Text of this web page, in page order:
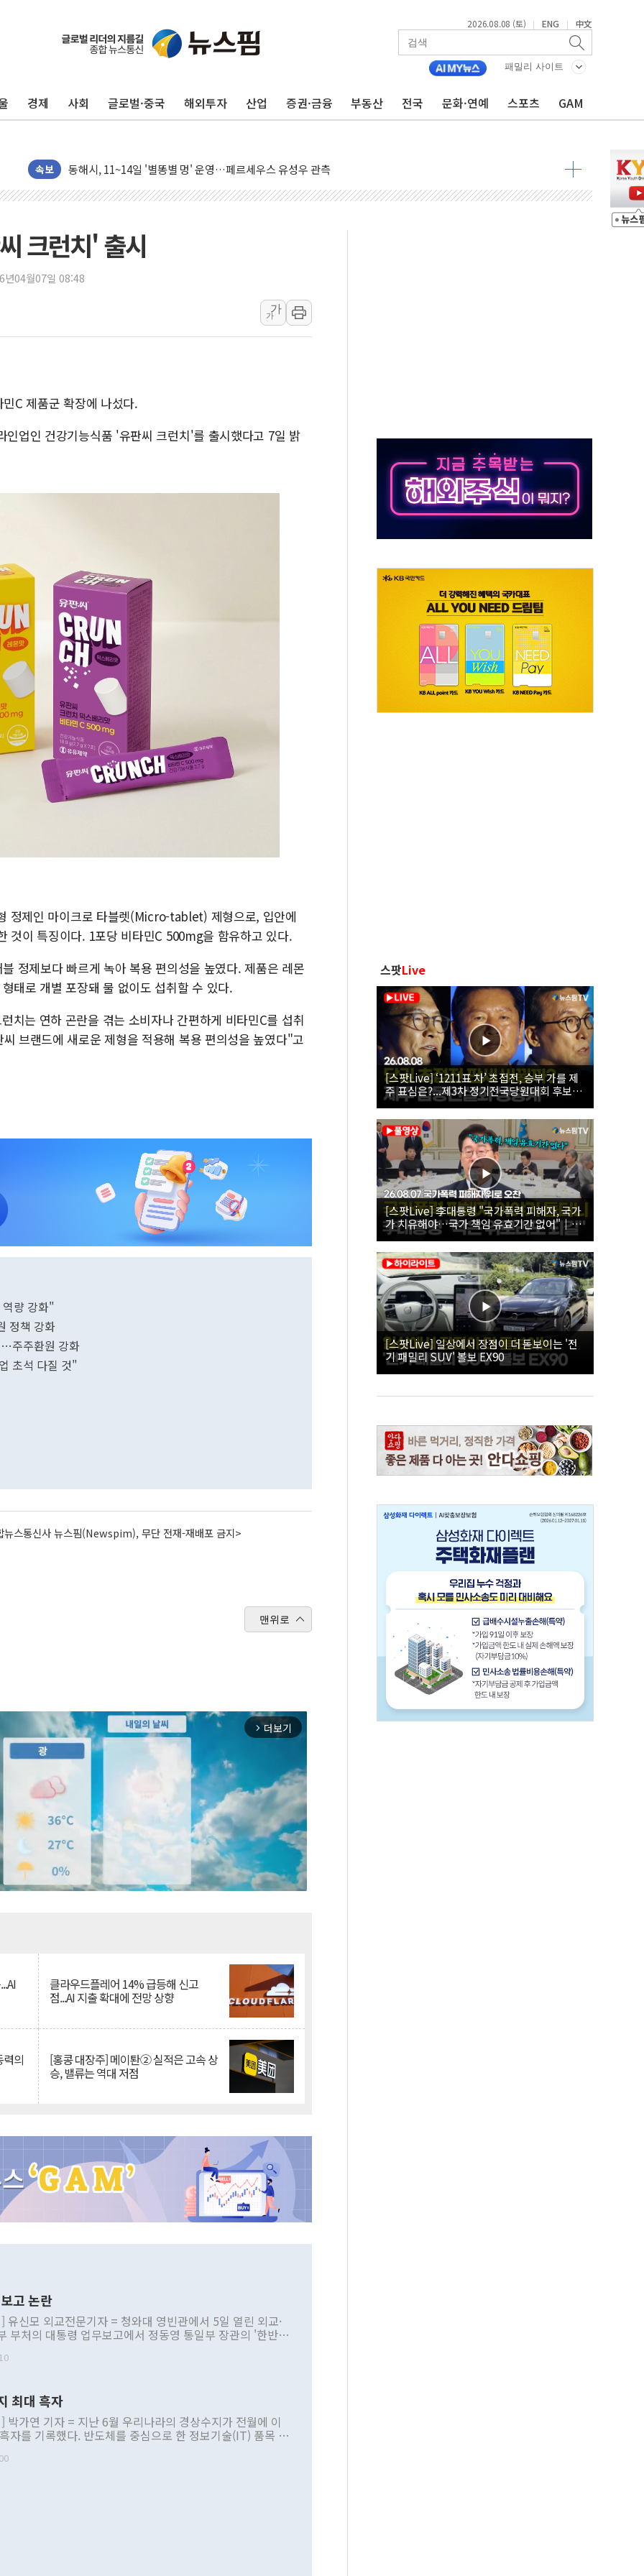
2026.08.08 (토) | ENG | 中文
패밀리 사이트
경제 사회 글로벌·중국 해외투자 산업 증권·금융 부동산 전국 문화·연예 스포츠 GAM
속보
中 전방위 아파트 부양, 수도 베이징도 부동산 규제 철폐
인제 용대리 계곡서 수위 상승으로 피서객 7명 고립…전원 구조
강원 중·남부 동해안 시간당 50mm 이상 폭우…호우경보 발효
청양 밭에서 일하던 90대 숨져…온열질환 여부 조사
李대통령, 'ISA·주가누르기 방지법' 전면 재검토 지시
'호우 특보' 경북 울진 시간당 20~30mm 강한 비...가뭄 해소될 듯
주말 무더위·열대야 지속…내륙 곳곳 소나기
오세훈 "용산공원 주택 검토, 민주당 스스로 원칙 뒤집는 것"
충북 주말 무더위 지속…청주·진천 35도, 곳곳 소나기
10월 보완수사권 폐지·공소청 출범…피해자들 '범죄 사각지대' 우려
뉴욕증시, 고용 쇼크에 금리 인상 우려 후퇴…S&P500 최고치
트럼프, 쿡 연준 이사 해임 재추진…"26일까지 의혹 소명" 요구
유럽증시, 美 고용 예상 밖 부진에 연준 금리 인상 가능성 낮아지며 상승… STOXX 600 지수는 나흘 연속 최고치
[종합] 이슬람 수니파 3국, '공동방위협정' 체결… 이스라엘·이란 위협에 맞설 자체 억지력 강화
크런치' 출시
년04월07일 08:48
가
가
C 제품군 확장에 나섰다.
업인 건강기능식품 '유판씨 크런치'를 출시했다고 7일 밝
정제인 마이크로 타블렛(Micro-tablet) 제형으로, 입안에
것이 특징이다. 1포당 비타민C 500mg을 함유하고 있다.
정제보다 빠르게 녹아 복용 편의성을 높였다. 제품은 레몬
태로 개별 포장돼 물 없이도 섭취할 수 있다.
치는 연하 곤란을 겪는 소비자나 간편하게 비타민C를 섭취
브랜드에 새로운 제형을 적용해 복용 편의성을 높였다"고
량 강화"
정책 강화
…주주환원 강화
초석 다질 것"
뉴스통신사 뉴스핌(Newspim), 무단 전재-재배포 금지>
맨위로
arrow_forward_ios 더보기
클라우드플레어 14% 급등해 신고
점...AI 지출 확대에 전망 상향
의 [홍콩 대장주] 메이퇀② 실적은 고속 상
승, 밸류는 역대 저점
고 논란
유신모 외교전문기자 = 청와대 영빈관에서 5일 열린 외교·
부처의 대통령 업무보고에서 정동영 통일부 장관의 '한반도
부 내 조율을 거치지 않은 사안을 정책으로 추진하겠다고 공
근거한 비현실적 구상'이라는 비판을 내놨다. 그동안 정 장
관련 발언이 물의를 빚은 적은 여러 번 있지만 대통령과 유
공개적으로 부정적 입장을 표명한 것은 이례적이다. 정 장
북 접근법과 월권을 제어해야 한다는 목소리도 높아지고 있
최대 흑자
박가연 기자 = 지난 6월 우리나라의 경상수지가 전월에 이
자를 기록했다. 반도체를 중심으로 한 정보기술(IT) 품목 수
르
스팟Live
[스팟Live] ‘1211표 차’ 초접전, 승부 가를 제
주 표심은?...제3차 정기전국당원대회 후보자
제주 합동연설회 생중계 | 26.08.08
[스팟Live] 李대통령 "국가폭력 피해자, 국가
가 치유해야…국가 책임 유효기간 없어"｜
26.08.07 국가폭력 피해자 위로 오찬
[스팟Live] 일상에서 장점이 더 돋보이는 '전
기 패밀리 SUV' 볼보 EX90